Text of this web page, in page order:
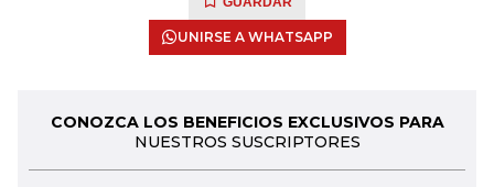
UNIRSE A WHATSAPP
CONOZCA LOS BENEFICIOS EXCLUSIVOS PARA
NUESTROS SUSCRIPTORES